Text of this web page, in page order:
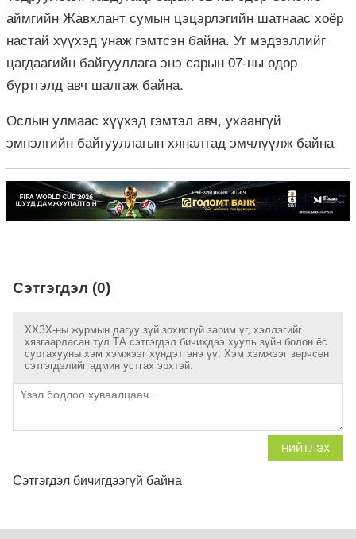
аймгийн Жавхлант сумын цэцэрлэгийн шатнаас хоёр
настай хүүхэд унаж гэмтсэн байна. Уг мэдээллийг
цагдаагийн байгууллага энэ сарын 07-ны өдөр
бүртгэлд авч шалгаж байна.
Ослын улмаас хүүхэд гэмтэл авч, ухаангүй
эмнэлгийн байгууллагын хяналтад эмчлүүлж байна
Сэтгэгдэл (0)
ХХЗХ-ны журмын дагуу зүй зохисгүй зарим үг, хэллэгийг
хязгаарласан тул ТА сэтгэгдэл бичихдээ хууль зүйн болон ёс
суртахууны хэм хэмжээг хүндэтгэнэ үү. Хэм хэмжээг зөрчсөн
сэтгэгдэлийг админ устгах эрхтэй.
НИЙТЛЭХ
Сэтгэгдэл бичигдээгүй байна